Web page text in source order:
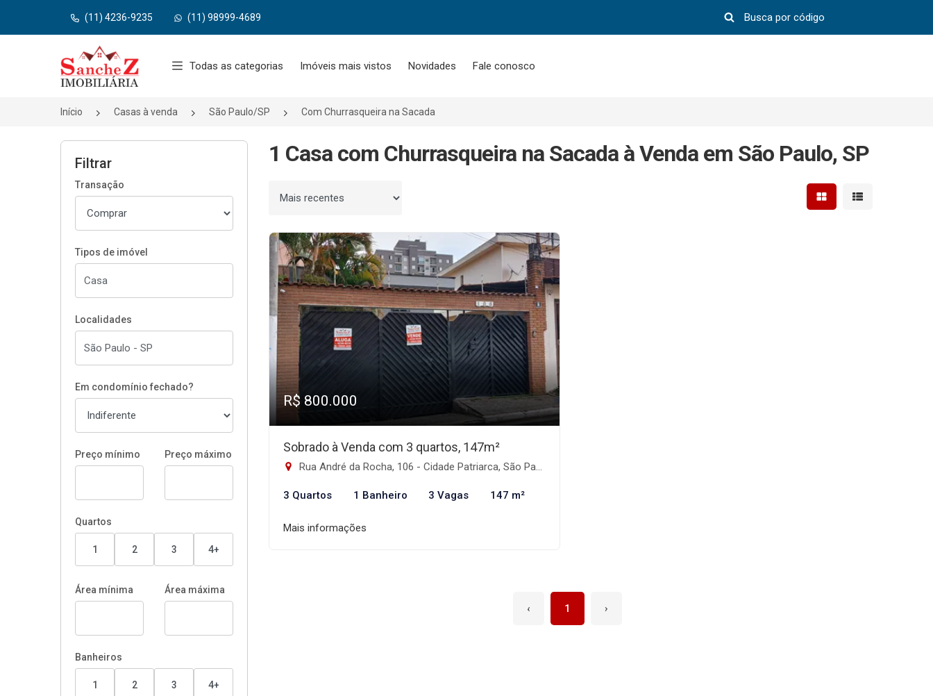
(11) 4236-9235 (11) 98999-4689
Página inicial
Todas as categorias Imóveis mais vistos Novidades Fale conosco
Início Casas à venda São Paulo/SP Com Churrasqueira na Sacada
Filtrar
Transação
Tipos de imóvel
Localidades
Em condomínio fechado?
Preço mínimo Preço máximo
Quartos
1 2 3 4+
Área mínima Área máxima
Banheiros
1 2 3 4+
1 Casa com Churrasqueira na Sacada à Venda em São Paulo, SP
Ordenar por Mostrar resultados em
Mostrar
R$ 800.000
Sobrado à Venda com 3 quartos, 147m²
Rua André da Rocha, 106 - Cidade Patriarca, São Paulo-SP
3 Quartos 1 Banheiro 3 Vagas 147 m²
Mais informações
‹ 1 ›